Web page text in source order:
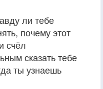
ли тебе
почему этот
счёл
сказать тебе
ты узнаешь